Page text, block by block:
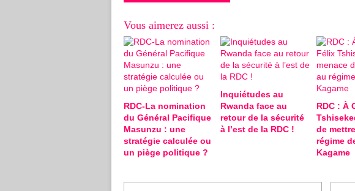
Vous aimerez aussi :
RDC-La nomination
du Général Pacifique
Masunzu : une
stratégie calculée ou
un piège politique ?
Inquiétudes au
Rwanda face au
retour de la sécurité
à l’est de la RDC !
RDC : À
de
régime
Kagame